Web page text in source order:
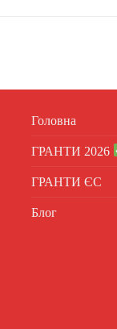
Головна
ГРАНТИ 2026
ГРАНТИ ЄС
Блог